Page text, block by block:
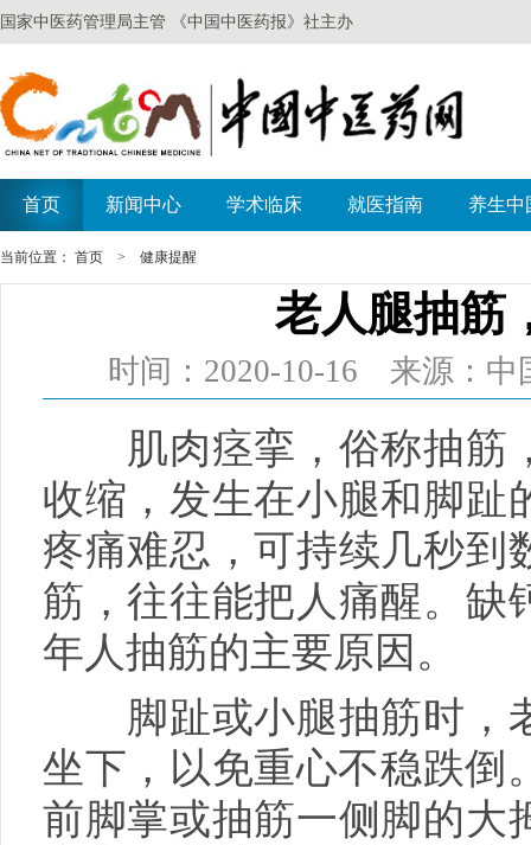
当前位置： 首页 > 健康提醒
老人腿抽筋
时间：2020-10-16 来源：
肌肉痉挛，俗称抽筋
收缩，发生在小腿和脚趾
疼痛难忍，可持续几秒到
筋，往往能把人痛醒。缺
年人抽筋的主要原因。
脚趾或小腿抽筋时，
坐下，以免重心不稳跌倒
前脚掌或抽筋一侧脚的大